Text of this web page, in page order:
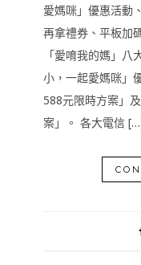
愛媽咪」優惠活動
再拿禮券、平板加
「愛唷我的媽」
小，一起愛媽咪」
588元限時方案」
案」。 各大電信